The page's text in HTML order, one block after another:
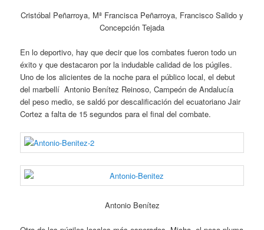
Cristóbal Peñarroya, Mª Francisca Peñarroya, Francisco Salido y
Concepción Tejada
En lo deportivo, hay que decir que los combates fueron todo un
éxito y que destacaron por la indudable calidad de los púgiles.
Uno de los alicientes de la noche para el público local, el debut
del marbellí Antonio Benítez Reinoso, Campeón de Andalucía
del peso medio, se saldó por descalificación del ecuatoriano Jair
Cortez a falta de 15 segundos para el final del combate.
Antonio Benítez